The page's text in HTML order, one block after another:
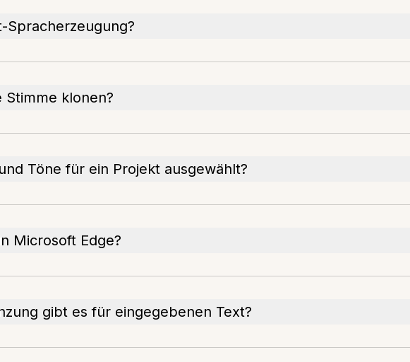
Spracherzeugung?
Stimme klonen?
Töne für ein Projekt ausgewählt?
Microsoft Edge?
gibt es für eingegebenen Text?